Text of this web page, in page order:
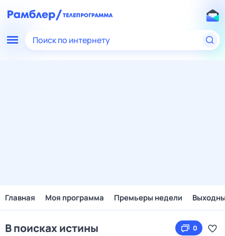
Поиск по интернету
Главная Моя программа Премьеры недели
В поисках истины 0